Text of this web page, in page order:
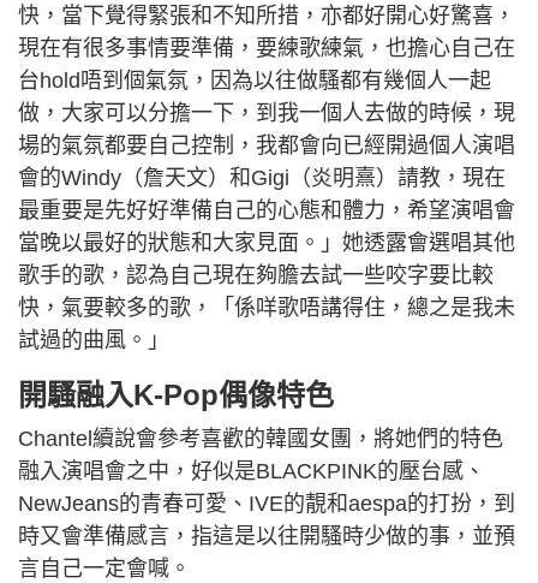
快，當下覺得緊張和不知所措，亦都好開心好驚喜，
現在有很多事情要準備，要練歌練氣，也擔心自己在
台hold唔到個氣氛，因為以往做騷都有幾個人一起
做，大家可以分擔一下，到我一個人去做的時候，現
場的氣氛都要自己控制，我都會向已經開過個人演唱
會的Windy（詹天文）和Gigi（炎明熹）請教，現在
最重要是先好好準備自己的心態和體力，希望演唱會
當晚以最好的狀態和大家見面。」她透露會選唱其他
歌手的歌，認為自己現在夠膽去試一些咬字要比較
快，氣要較多的歌，「係咩歌唔講得住，總之是我未
試過的曲風。」
開騷融入K-Pop偶像特色
Chantel續說會參考喜歡的韓國女團，將她們的特色
融入演唱會之中，好似是BLACKPINK的壓台感、
NewJeans的青春可愛、IVE的靚和aespa的打扮，到
時又會準備感言，指這是以往開騷時少做的事，並預
言自己一定會喊。